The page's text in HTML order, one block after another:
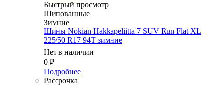
Быстрый просмотр
Шипованные
Зимние
Шины Nokian Hakkapeliitta 7 SUV Run Flat XL
225/50 R17 94T зимние
Нет в наличии
0 ₽
Подробнее
Рассрочка